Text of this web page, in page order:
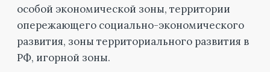
особой экономической зоны, территории
опережающего социально-экономического
развития, зоны территориального развития в
РФ, игорной зоны.